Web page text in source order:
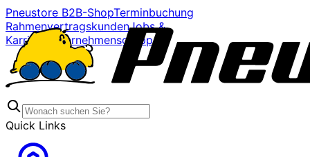
Pneustore B2B-ShopTerminbuchung
RahmenvertragskundenJobs &
Karriere
Unternehmensgruppe
Quick Links